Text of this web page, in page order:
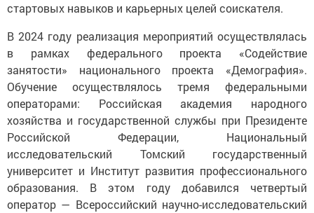
стартовых навыков и карьерных целей соискателя.
В 2024 году реализация мероприятий осуществлялась
в рамках федерального проекта «Содействие
занятости» национального проекта «Демография».
Обучение осуществлялось тремя федеральными
операторами: Российская академия народного
хозяйства и государственной службы при Президенте
Российской Федерации, Национальный
исследовательский Томский государственный
университет и Институт развития профессионального
образования. В этом году добавился четвертый
оператор — Всероссийский научно-исследовательский